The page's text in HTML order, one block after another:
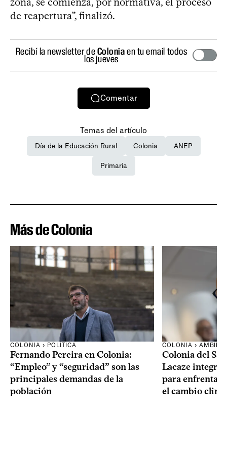
de reapertura”, finalizó.
Recibí la newsletter deColoniaen tu email todos
los jueves
Comentar
Temas del artículo
Día de la Educación Rural Colonia ANEP
Primaria
Más de Colonia
COLONIA › POLÍTICA
Fernando Pereira en Colonia:
“Empleo” y “seguridad” son las
principales demandas de la
población
COLONIA ›
Colonia del
Lacaze
para enfrentar
el cambio